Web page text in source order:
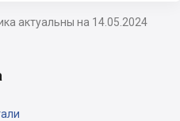
актуальны на 14.05.2024